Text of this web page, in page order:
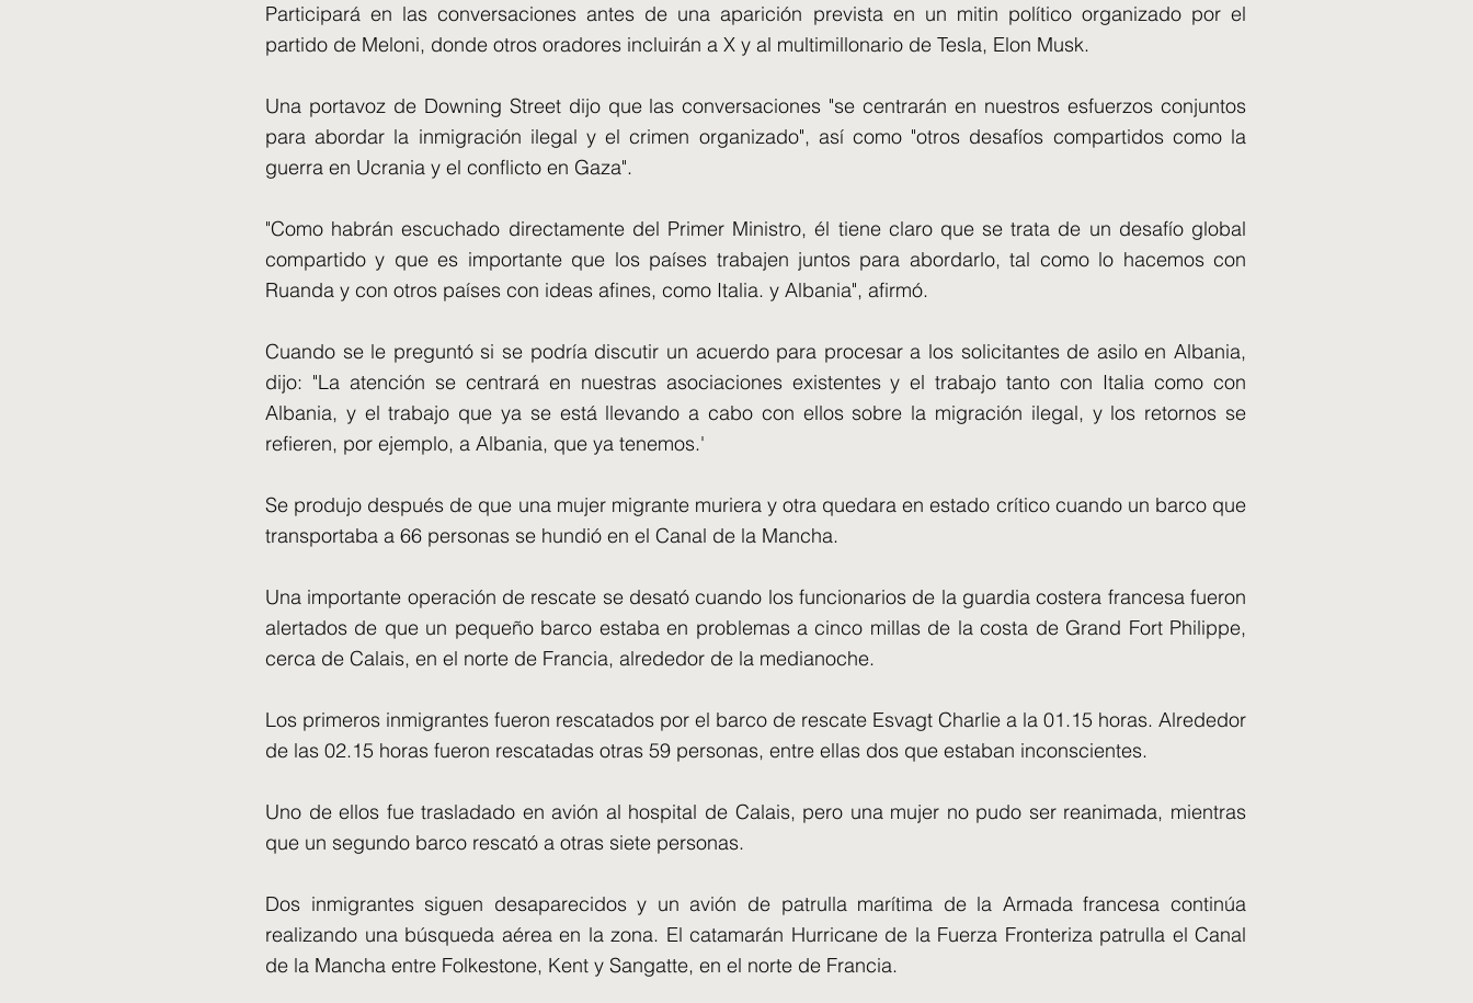
Participará en las conversaciones antes de una aparición prevista en un mitin político organizado por el
partido de Meloni, donde otros oradores incluirán a X y al multimillonario de Tesla, Elon Musk.
Una portavoz de Downing Street dijo que las conversaciones "se centrarán en nuestros esfuerzos conjuntos
para abordar la inmigración ilegal y el crimen organizado", así como "otros desafíos compartidos como la
guerra en Ucrania y el conflicto en Gaza".
"Como habrán escuchado directamente del Primer Ministro, él tiene claro que se trata de un desafío global
compartido y que es importante que los países trabajen juntos para abordarlo, tal como lo hacemos con
Ruanda y con otros países con ideas afines, como Italia. y Albania", afirmó.
Cuando se le preguntó si se podría discutir un acuerdo para procesar a los solicitantes de asilo en Albania,
dijo: "La atención se centrará en nuestras asociaciones existentes y el trabajo tanto con Italia como con
Albania, y el trabajo que ya se está llevando a cabo con ellos sobre la migración ilegal, y los retornos se
refieren, por ejemplo, a Albania, que ya tenemos.'
Se produjo después de que una mujer migrante muriera y otra quedara en estado crítico cuando un barco que
transportaba a 66 personas se hundió en el Canal de la Mancha.
Una importante operación de rescate se desató cuando los funcionarios de la guardia costera francesa fueron
alertados de que un pequeño barco estaba en problemas a cinco millas de la costa de Grand Fort Philippe,
cerca de Calais, en el norte de Francia, alrededor de la medianoche.
Los primeros inmigrantes fueron rescatados por el barco de rescate Esvagt Charlie a la 01.15 horas. Alrededor
de las 02.15 horas fueron rescatadas otras 59 personas, entre ellas dos que estaban inconscientes.
Uno de ellos fue trasladado en avión al hospital de Calais, pero una mujer no pudo ser reanimada, mientras
que un segundo barco rescató a otras siete personas.
Dos inmigrantes siguen desaparecidos y un avión de patrulla marítima de la Armada francesa continúa
realizando una búsqueda aérea en la zona. El catamarán Hurricane de la Fuerza Fronteriza patrulla el Canal
de la Mancha entre Folkestone, Kent y Sangatte, en el norte de Francia.